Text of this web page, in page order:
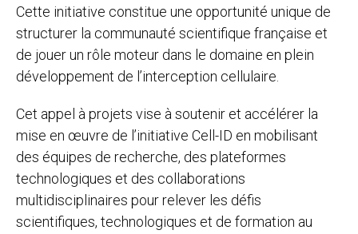
Cette initiative constitue une opportunité unique de
structurer la communauté scientifique française et
de jouer un rôle moteur dans le domaine en plein
développement de l’interception cellulaire.
Cet appel à projets vise à soutenir et accélérer la
mise en œuvre de l’initiative Cell-ID en mobilisant
des équipes de recherche, des plateformes
technologiques et des collaborations
multidisciplinaires pour relever les défis
scientifiques, technologiques et de formation au